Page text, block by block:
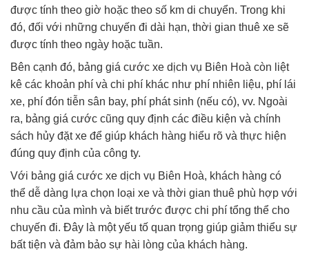
được tính theo giờ hoặc theo số km di chuyển. Trong khi
đó, đối với những chuyến đi dài hạn, thời gian thuê xe sẽ
được tính theo ngày hoặc tuần.
Bên cạnh đó, bảng giá cước xe dịch vụ Biên Hoà còn liệt
kê các khoản phí và chi phí khác như phí nhiên liệu, phí lái
xe, phí đón tiễn sân bay, phí phát sinh (nếu có), vv. Ngoài
ra, bảng giá cước cũng quy định các điều kiện và chính
sách hủy đặt xe để giúp khách hàng hiểu rõ và thực hiện
đúng quy định của công ty.
Với bảng giá cước xe dịch vụ Biên Hoà, khách hàng có
thể dễ dàng lựa chọn loại xe và thời gian thuê phù hợp với
nhu cầu của mình và biết trước được chi phí tổng thể cho
chuyến đi. Đây là một yếu tố quan trọng giúp giảm thiểu sự
bất tiện và đảm bảo sự hài lòng của khách hàng.